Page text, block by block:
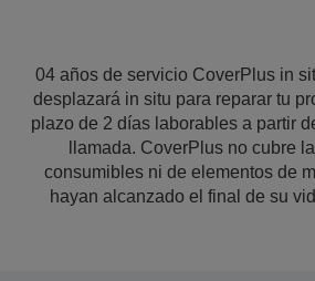
04 años de servicio CoverPlus in
desplazará in situ para reparar tu
plazo de 2 días laborables a partir
llamada. CoverPlus no cubre
consumibles ni de elementos de
hayan alcanzado el final de su